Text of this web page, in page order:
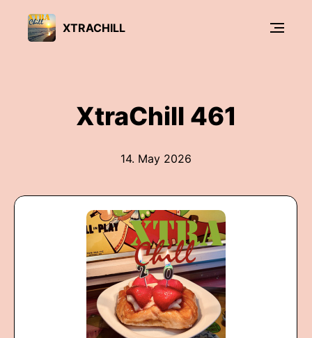
XTRACHILL
XtraChill 461
14. May 2026